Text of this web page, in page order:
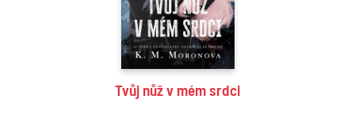
Tvůj nůž v mém srdci